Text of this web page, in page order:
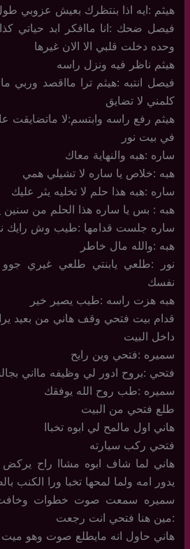
هيثم :ايه اذا بنتظرك بعيش عزوبي
فيصل ضحك :انا ماافكر ابد حياتي
وحده دخلت قلبي الا الان غيرها
هيثم ناظر فيه ونزل راسه
فيصل انتبه :هيثم ترا مااقصد
كلمني لا تضايق
هيثم رفع راسه وابتسم:لا ماتضايقت
في بيت نور
ساره :هبه والنهاية معاك
هبه :خلاص يا ساره لا تشيلي همي
ساره :هبه هذا حلم لا تخليه يثر عليك
هبه : بس يا ساره هذا الحلم من سنين
ساره جلست قدامها :طيب وش رايك
هبه :والله مال خاطر
نور :طلعي يابنتي طلعي غيري
نفسك
هبه هزت راسه :طيب يصير خير
قدام بيت فتحي وقف هاني من بعيد
داخل البيت
سميره :فتحي وين رايح
فتحي :بروح ادور لي وظيفه مااني
سميره :طب روح الله يوفقك
طلع فتحي من البيت
هاني اول مالمح لي ابوه تخباا
فتحي ركب سيارته
هاني لما شاف ابوه مشاا راح يركض
يدور امه ولما لمحها تخبا ورا الكنب
سميره سمعت صوت خطوات وخافت
:مين هنا فتحي انت رجعت
هاني حاول انه مايطلع صوت وهو